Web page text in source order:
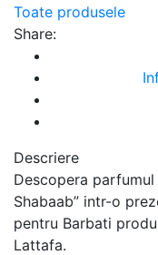
Toate produsele
Share:
Descriere
Descopera parfumul
Shabaab” intr-o
pentru Barbati
Lattafa.